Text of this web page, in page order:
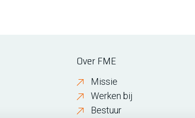
Over FME
Missie
Werken bij
Bestuur